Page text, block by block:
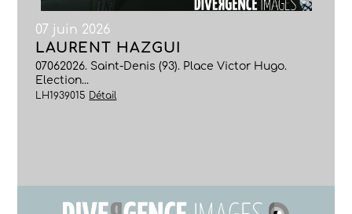
07 juin 2026
LAURENT HAZGUI
07062026. Saint-Denis (93). Place Victor Hugo.
Election...
LH1939015 Détail